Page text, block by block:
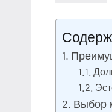
ноября
2024
Выбор